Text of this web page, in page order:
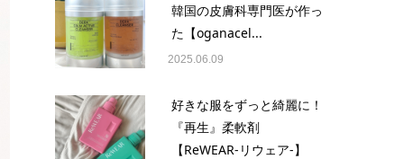
韓国の皮膚科専門医が作っ
た【oganacel...
2025.06.09
好きな服をずっと綺麗に！
『再生』柔軟剤
【ReWEAR-リウェア-】